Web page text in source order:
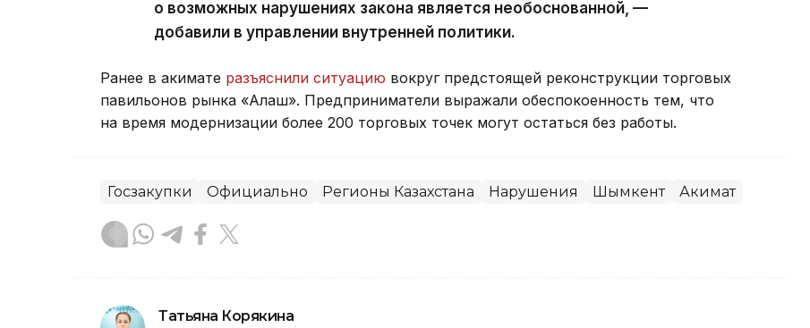
о возможных нарушениях закона является необоснованной, —
добавили в управлении внутренней политики.
Ранее в акимате разъяснили ситуацию вокруг предстоящей реконструкции торговых
павильонов рынка «Алаш». Предприниматели выражали обеспокоенность тем, что
на время модернизации более 200 торговых точек могут остаться без работы.
Госзакупки Официально Регионы Казахстана Нарушения Шымкент Акимат
Татьяна Корякина